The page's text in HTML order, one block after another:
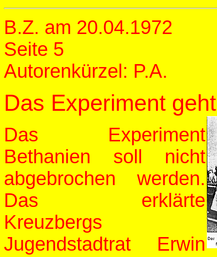
B.Z. am 20.04.1972
Seite 5
Autorenkürzel: P.A.
Das Experiment
Das Experiment
Bethanien soll nicht
abgebrochen werden.
Das erklärte
Kreuzbergs
Jugendstadtrat Erwin